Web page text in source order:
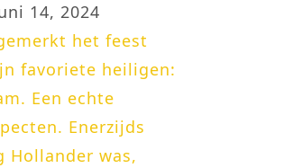
14, 2024
het feest
favoriete heiligen:
Een echte
Enerzijds
was,